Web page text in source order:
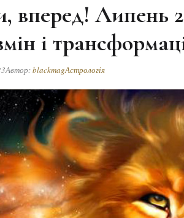
вперед! Липень
і
Автор:blackmagАстрологія